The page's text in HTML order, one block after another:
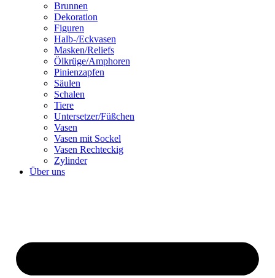
Brunnen
Dekoration
Figuren
Halb-/Eckvasen
Masken/Reliefs
Ölkrüge/Amphoren
Pinienzapfen
Säulen
Schalen
Tiere
Untersetzer/Füßchen
Vasen
Vasen mit Sockel
Vasen Rechteckig
Zylinder
Über uns